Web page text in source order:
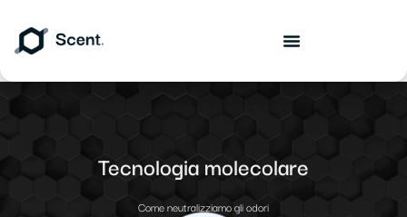
Tecnologia molecolare
Come neutralizziamo gli odori